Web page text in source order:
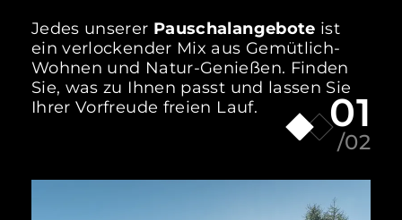
Jedes unserer Pauschalangebote ist
ein verlockender Mix aus Gemütlich-
Wohnen und Natur-Genießen. Finden
Sie, was zu Ihnen passt und lassen Sie
Ihrer Vorfreude freien Lauf.
01
/02